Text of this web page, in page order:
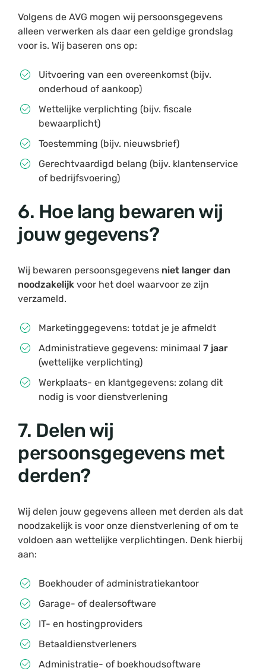
Volgens de AVG mogen wij persoonsgegevens
alleen verwerken als daar een geldige grondslag
voor is. Wij baseren ons op:
Uitvoering van een overeenkomst (bijv.
onderhoud of aankoop)
Wettelijke verplichting (bijv. fiscale
bewaarplicht)
Toestemming (bijv. nieuwsbrief)
Gerechtvaardigd belang (bijv. klantenservice
of bedrijfsvoering)
6. Hoe lang bewaren wij
jouw gegevens?
Wij bewaren persoonsgegevens niet langer dan
noodzakelijk voor het doel waarvoor ze zijn
verzameld.
Marketinggegevens: totdat je je afmeldt
Administratieve gegevens: minimaal 7 jaar
(wettelijke verplichting)
Werkplaats- en klantgegevens: zolang dit
nodig is voor dienstverlening
7. Delen wij
persoonsgegevens met
derden?
Wij delen jouw gegevens alleen met derden als dat
noodzakelijk is voor onze dienstverlening of om te
voldoen aan wettelijke verplichtingen. Denk hierbij
aan:
Boekhouder of administratiekantoor
Garage- of dealer­software
IT- en hostingproviders
Betaaldienstverleners
Administratie- of boekhoudsoftware